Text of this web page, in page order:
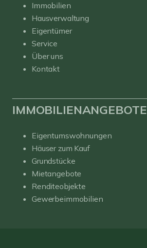
Immobilien
Hausverwaltung
Eigentümer
Service
Über uns
Kontakt
IMMOBILIENANGEBOTE
Eigentumswohnungen
Häuser zum Kauf
Grundstücke
Mietangebote
Renditeobjekte
Gewerbeimmobilien